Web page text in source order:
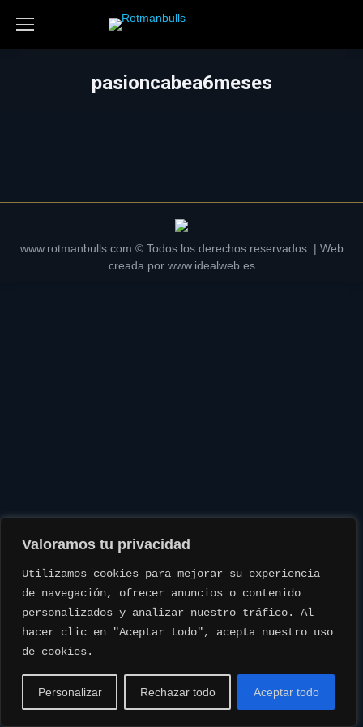
Valoramos tu privacidad
Utilizamos cookies para mejorar su experiencia
de navegación, ofrecer anuncios o contenido
personalizados y analizar nuestro tráfico. Al
hacer clic en "Aceptar todo", acepta nuestro uso
de cookies.
Personalizar Rechazar todo Aceptar todo
pasioncabea6meses
www.rotmanbulls.com © Todos los derechos reservados. | Web
creada por www.idealweb.es